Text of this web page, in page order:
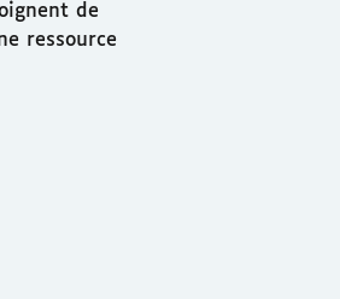
de
ressource